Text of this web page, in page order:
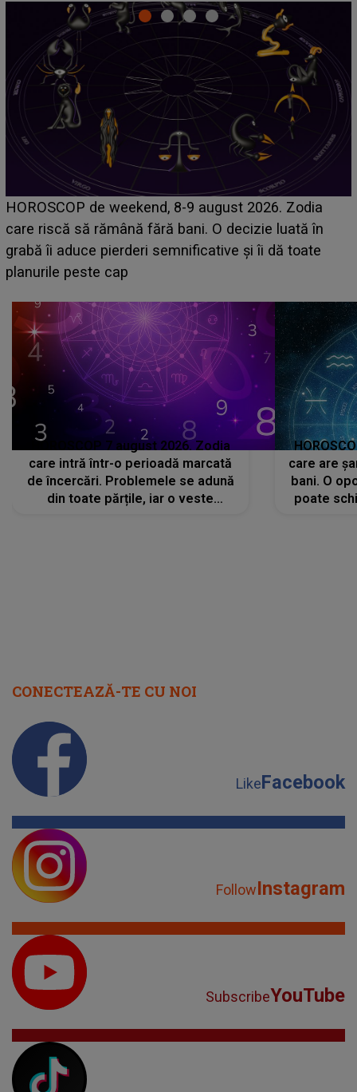
Emanuel a ținut ACEST DETALIU ASCUNS până
acum! În fața Alexandrei, concurentul din Casa Iubirii
face o MĂRTURISIRE NEAȘTEPTATĂ despre mama
sa: "I-am spus și ei în față, eu nu te iubesc pentru
HOROSCOP 7 august 2026. Zodia
care intră într-o perioadă marcată
de încercări. Problemele se adună
din toate părțile, iar o veste
care are
bani. O
poate
CONECTEAZĂ-TE CU NOI
LikeFacebook
FollowInstagram
SubscribeYouTube